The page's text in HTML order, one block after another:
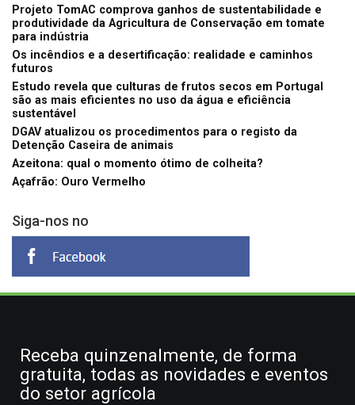
Projeto TomAC comprova ganhos de sustentabilidade e
produtividade da Agricultura de Conservação em tomate
para indústria
Os incêndios e a desertificação: realidade e caminhos
futuros
Estudo revela que culturas de frutos secos em Portugal
são as mais eficientes no uso da água e eficiência
sustentável
DGAV atualizou os procedimentos para o registo da
Detenção Caseira de animais
Azeitona: qual o momento ótimo de colheita?
Açafrão: Ouro Vermelho
Siga-nos no
Receba quinzenalmente, de forma
gratuita, todas as novidades e eventos
do setor agrícola